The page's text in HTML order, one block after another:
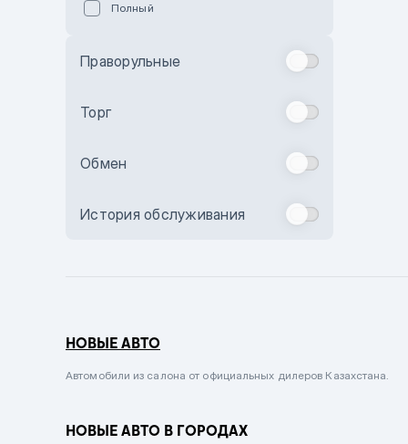
Бежевый
Комбинированный
Сиреневый металлик
Вишневый
Полный
Праворульные
Торг
Обмен
История обслуживания
НОВЫЕ АВТО
Автомобили из салона от официальных дилеров Казахстана.
НОВЫЕ АВТО В ГОРОДАХ